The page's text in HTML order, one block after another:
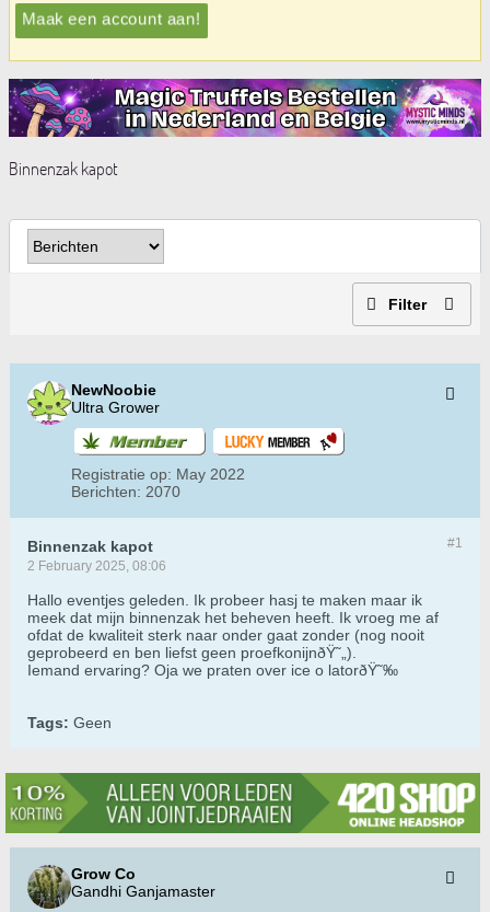
Maak een account aan!
Binnenzak kapot
Filter
NewNoobie
Ultra Grower
Registratie op: May 2022
Berichten: 2070
#1
Binnenzak kapot
2 February 2025, 08:06
Hallo eventjes geleden. Ik probeer hasj te maken maar ik
meek dat mijn binnenzak het beheven heeft. Ik vroeg me af
ofdat de kwaliteit sterk naar onder gaat zonder (nog nooit
geprobeerd en ben liefst geen proefkonijnðŸ˜„).
Iemand ervaring? Oja we praten over ice o latorðŸ˜‰
Tags: Geen
Grow Co
Gandhi Ganjamaster